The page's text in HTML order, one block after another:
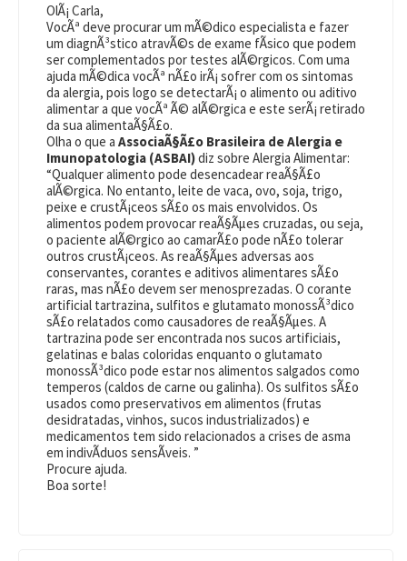
OlÃ¡ Carla,
VocÃª deve procurar um mÃ©dico especialista e fazer
um diagnÃ³stico atravÃ©s de exame fÃ­sico que podem
ser complementados por testes alÃ©rgicos. Com uma
ajuda mÃ©dica vocÃª nÃ£o irÃ¡ sofrer com os sintomas
da alergia, pois logo se detectarÃ¡ o alimento ou aditivo
alimentar a que vocÃª Ã© alÃ©rgica e este serÃ¡ retirado
da sua alimentaÃ§Ã£o.
Olha o que a AssociaÃ§Ã£o Brasileira de Alergia e
Imunopatologia (ASBAI)diz sobre Alergia Alimentar:
“Qualquer alimento pode desencadear reaÃ§Ã£o
alÃ©rgica. No entanto, leite de vaca, ovo, soja, trigo,
peixe e crustÃ¡ceos sÃ£o os mais envolvidos. Os
alimentos podem provocar reaÃ§Ãµes cruzadas, ou seja,
o paciente alÃ©rgico ao camarÃ£o pode nÃ£o tolerar
outros crustÃ¡ceos. As reaÃ§Ãµes adversas aos
conservantes, corantes e aditivos alimentares sÃ£o
raras, mas nÃ£o devem ser menosprezadas. O corante
artificial tartrazina, sulfitos e glutamato monossÃ³dico
sÃ£o relatados como causadores de reaÃ§Ãµes. A
tartrazina pode ser encontrada nos sucos artificiais,
gelatinas e balas coloridas enquanto o glutamato
monossÃ³dico pode estar nos alimentos salgados como
temperos (caldos de carne ou galinha). Os sulfitos sÃ£o
usados como preservativos em alimentos (frutas
desidratadas, vinhos, sucos industrializados) e
medicamentos tem sido relacionados a crises de asma
em indivÃ­duos sensÃ­veis. ”
Procure ajuda.
Boa sorte!